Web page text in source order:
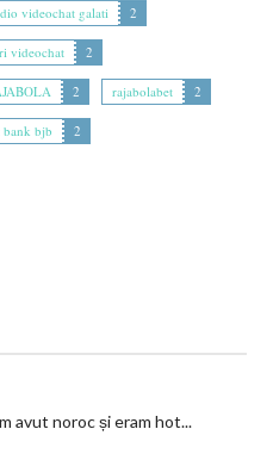
videochat galati 2
videochat 2
2 rajabolabet 2
bank bjb 2
avut noroc și eram hot...